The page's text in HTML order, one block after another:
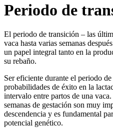
Periodo de
El periodo de transición – las
vaca hasta varias semanas
un papel integral tanto en la
su rebaño.
Ser eficiente durante el periodo
probabilidades de éxito en la
intervalo entre partos de una
semanas de gestación son muy
descendencia y es fundamental
potencial genético.